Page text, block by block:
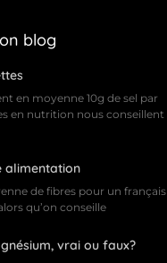
blog
en moyenne 10g de sel par
en nutrition nous conseillent
alimentation
de fibres pour un français
qu’on conseille
vrai ou faux?